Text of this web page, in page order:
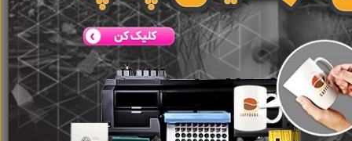
نتیجه ای یافت نشد